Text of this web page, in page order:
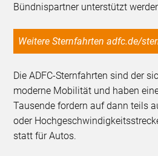
Bündnispartner unterstützt
Weitere Sternfahrten adfc.de/
Die ADFC-Sternfahrten sind der
moderne Mobilität und haben
Tausende fordern auf dann teils
oder
statt für Autos.